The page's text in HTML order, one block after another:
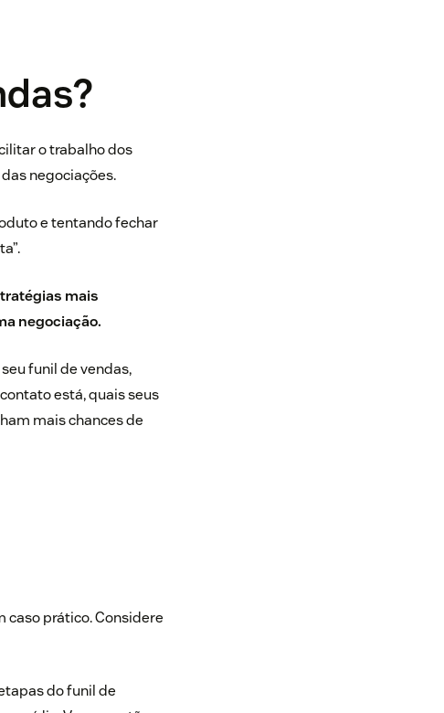
o trabalho dos
negociações.
e tentando fechar
mais
negociação.
funil de vendas,
está, quais seus
mais chances de
caso prático. Considere
do funil de